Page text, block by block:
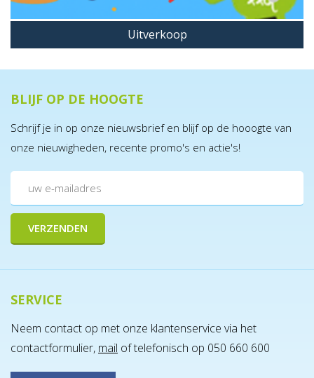
Uitverkoop
BLIJF OP DE HOOGTE
Schrijf je in op onze nieuwsbrief en blijf op de hooogte van
onze nieuwigheden, recente promo's en actie's!
SERVICE
Neem contact op met onze klantenservice via het
contactformulier, mail of telefonisch op 050 660 600